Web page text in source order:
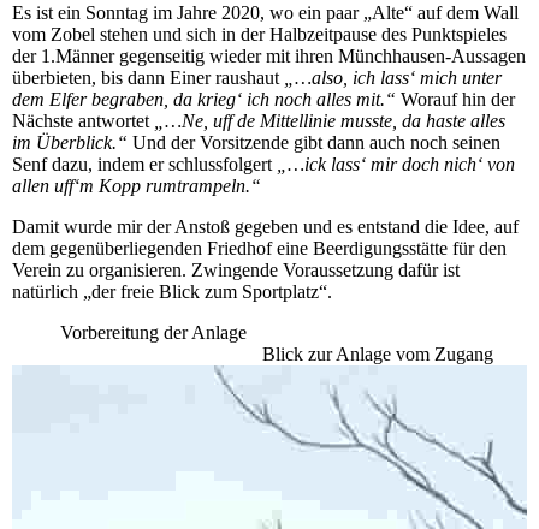
Es ist ein Sonntag im Jahre 2020, wo ein paar „Alte“ auf dem Wall
vom Zobel stehen und sich in der Halbzeitpause des Punktspieles
der 1.Männer gegenseitig wieder mit ihren Münchhausen-Aussagen
überbieten, bis dann Einer raushaut
„…also, ich lass‘ mich unter
dem Elfer begraben, da krieg‘ ich noch alles mit.“ Worauf hin der
Nächste antwortet
„…Ne, uff de Mittellinie musste, da haste alles
im Überblick.“ Und der Vorsitzende gibt dann auch noch seinen
Senf dazu, indem er schlussfolgert
„…ick lass‘ mir doch nich‘ von
allen uff‘m Kopp rumtrampeln.“
Damit wurde mir der Anstoß gegeben und es entstand die Idee, auf
dem gegenüberliegenden Friedhof eine Beerdigungsstätte für den
Verein zu organisieren. Zwingende Voraussetzung dafür ist
natürlich „der freie Blick zum Sportplatz“.
Vorbereitung der Anlage
Blick zur Anlage vom Zugang